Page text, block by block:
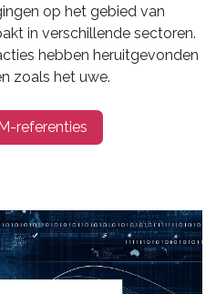
op het gebied van
in verschillende sectoren.
hebben heruitgevonden
zoals het uwe.
referenties